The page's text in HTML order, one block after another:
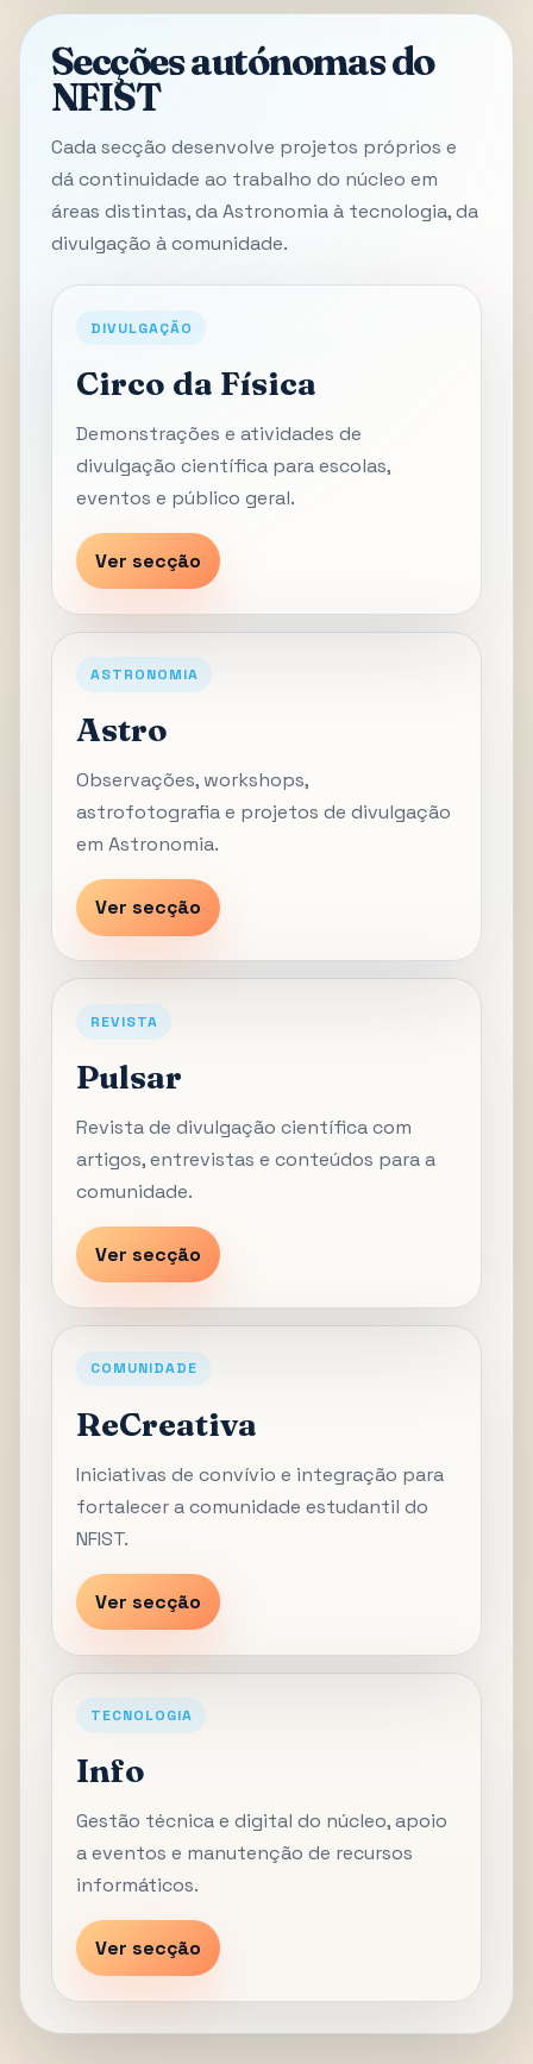
Secções autónomas do
NFIST
Cada secção desenvolve projetos próprios e
dá continuidade ao trabalho do núcleo em
áreas distintas, da Astronomia à tecnologia, da
divulgação à comunidade.
DIVULGAÇÃO
Circo da Física
Demonstrações e atividades de
divulgação científica para escolas,
eventos e público geral.
Ver secção
ASTRONOMIA
Astro
Observações, workshops,
astrofotografia e projetos de divulgação
em Astronomia.
Ver secção
REVISTA
Pulsar
Revista de divulgação científica com
artigos, entrevistas e conteúdos para a
comunidade.
Ver secção
COMUNIDADE
ReCreativa
Iniciativas de convívio e integração para
fortalecer a comunidade estudantil do
NFIST.
Ver secção
TECNOLOGIA
Info
Gestão técnica e digital do núcleo, apoio
a eventos e manutenção de recursos
informáticos.
Ver secção